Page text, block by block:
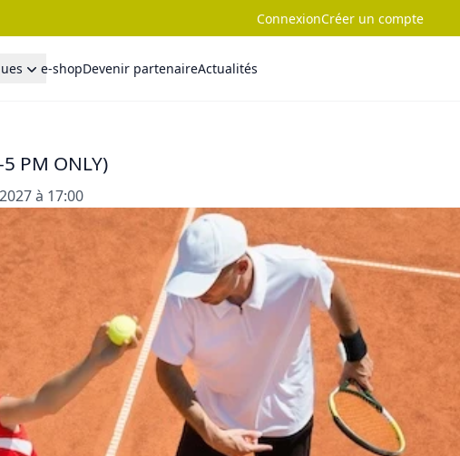
ConnexionCréer un compte
e-shopDevenir partenaireActualités
PM ONLY)
à 17:00